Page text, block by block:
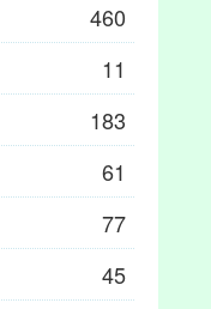
460
11
183
61
77
45